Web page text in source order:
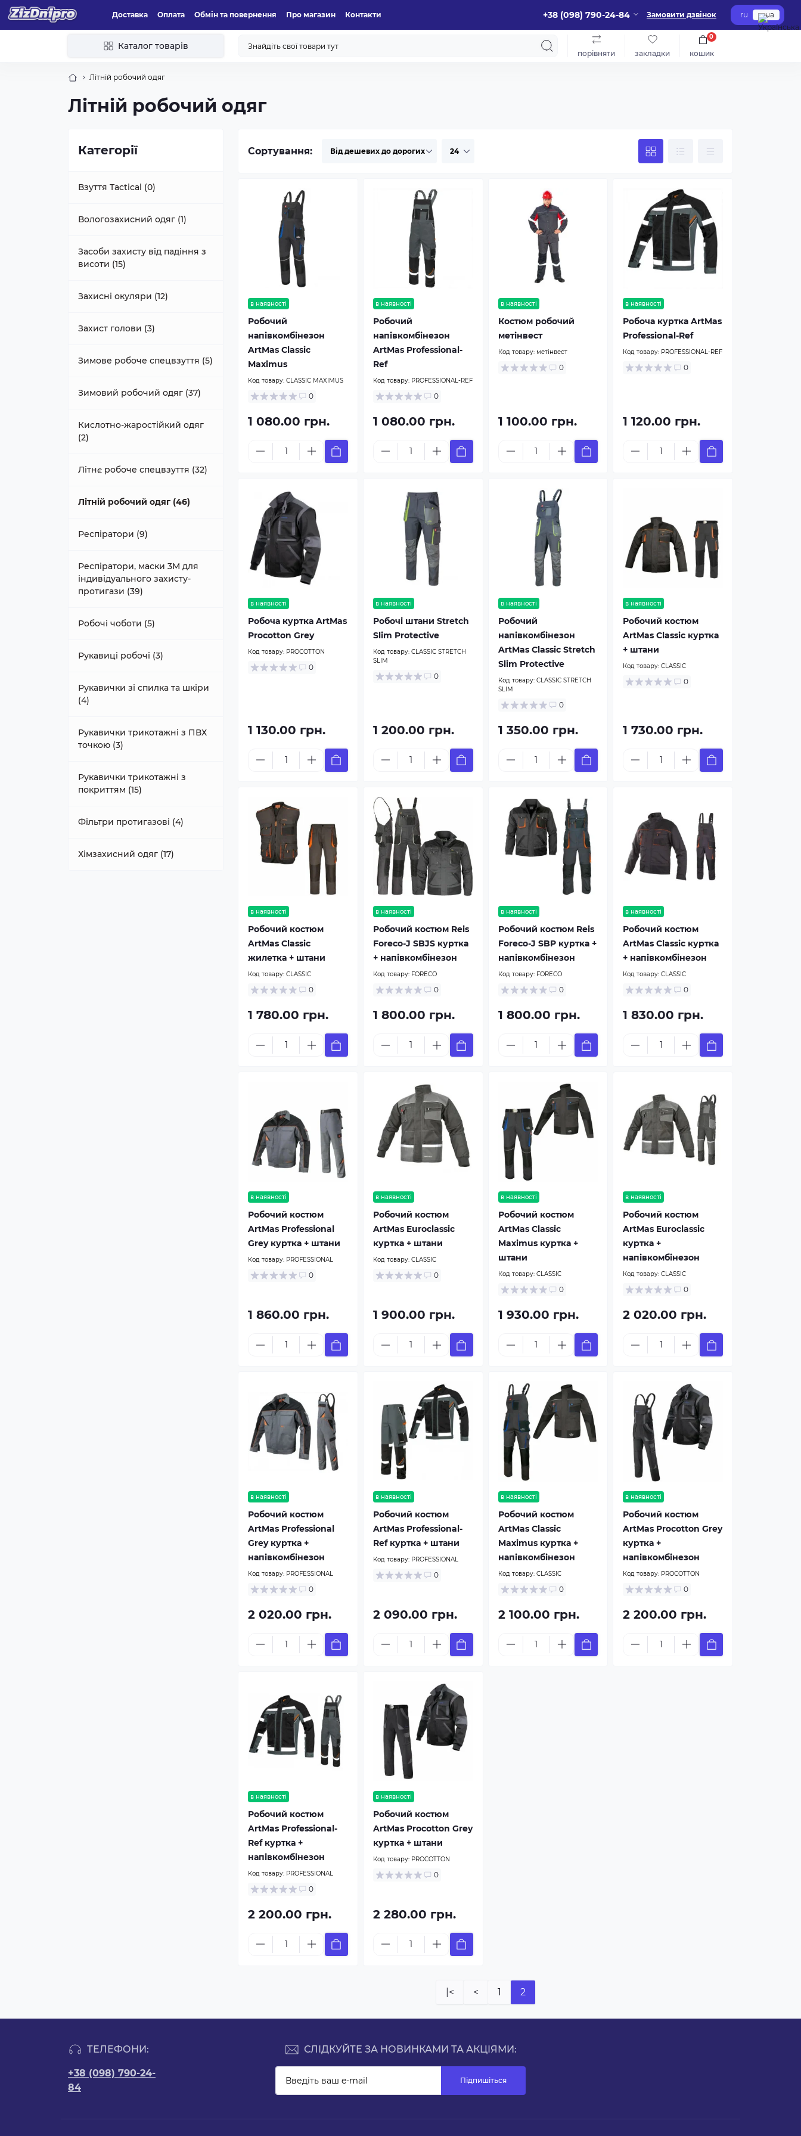
Доставка Оплата Обмін та повернення Про магазин Контакти +38 (098) 790-24-84 Замовити дзвінок ru ua
Каталог товарів
порівняти закладки кошик
0
Літній робочий одяг
Літній робочий одяг
Категорії
Взуття Tactical (0)
Вологозахисний одяг (1)
Засоби захисту від падіння з
висоти (15)
Захисні окуляри (12)
Захист голови (3)
Зимове робоче спецвзуття (5)
Зимовий робочий одяг (37)
Кислотно-жаростійкий одяг
(2)
Літнє робоче спецвзуття (32)
Літній робочий одяг (46)
Респіратори (9)
Респіратори, маски 3М для
індивідуального захисту-
протигази (39)
Робочі чоботи (5)
Рукавиці робочі (3)
Рукавички зі спилка та шкіри
(4)
Рукавички трикотажні з ПВХ
точкою (3)
Рукавички трикотажні з
покриттям (15)
Фільтри протигазові (4)
Хімзахисний одяг (17)
Сортування:
в наявності
Робочий
напівкомбінезон
ArtMas Classic
Maximus
Код товару: CLASSIC MAXIMUS
0
1 080.00 грн.
в наявності
Робочий
напівкомбінезон
ArtMas Professional-
Ref
Код товару: PROFESSIONAL-REF
0
1 080.00 грн.
в наявності
Костюм робочий
метінвест
Код товару: метінвест
0
1 100.00 грн.
в наявності
Робоча куртка ArtMas
Professional-Ref
Код товару: PROFESSIONAL-REF
0
1 120.00 грн.
в наявності
Робоча куртка ArtMas
Procotton Grey
Код товару: PROCOTTON
0
1 130.00 грн.
в наявності
Робочі штани Stretch
Slim Protective
Код товару: CLASSIC STRETCH
SLIM
0
1 200.00 грн.
в наявності
Робочий
напівкомбінезон
ArtMas Classic Stretch
Slim Protective
Код товару: CLASSIC STRETCH
SLIM
0
1 350.00 грн.
в наявності
Робочий костюм
ArtMas Classic куртка
+ штани
Код товару:CLASSIC
0
1 730.00 грн.
в наявності
Робочий костюм
ArtMas Classic
жилетка + штани
Код товару: CLASSIC
0
1 780.00 грн.
в наявності
Робочий костюм Reis
Foreco-J SBJS куртка
+ напівкомбінезон
Код товару: FORECO
0
1 800.00 грн.
в наявності
Робочий костюм Reis
Foreco-J SBP куртка +
напівкомбінезон
Код товару: FORECO
0
1 800.00 грн.
в наявності
Робочий костюм
ArtMas Classic куртка
+ напівкомбінезон
Код товару:CLASSIC
0
1 830.00 грн.
в наявності
Робочий костюм
ArtMas Professional
Grey куртка + штани
Код товару: PROFESSIONAL
0
1 860.00 грн.
в наявності
Робочий костюм
ArtMas Euroclassic
куртка + штани
Код товару: CLASSIC
0
1 900.00 грн.
в наявності
Робочий костюм
ArtMas Classic
Maximus куртка +
штани
Код товару: CLASSIC
0
1 930.00 грн.
в наявності
Робочий костюм
ArtMas Euroclassic
куртка +
напівкомбінезон
Код товару:CLASSIC
0
2 020.00 грн.
в наявності
Робочий костюм
ArtMas Professional
Grey куртка +
напівкомбінезон
Код товару: PROFESSIONAL
0
2 020.00 грн.
в наявності
Робочий костюм
ArtMas Professional-
Ref куртка + штани
Код товару: PROFESSIONAL
0
2 090.00 грн.
в наявності
Робочий костюм
ArtMas Classic
Maximus куртка +
напівкомбінезон
Код товару: CLASSIC
0
2 100.00 грн.
в наявності
Робочий костюм
ArtMas Procotton Grey
куртка +
напівкомбінезон
Код товару: PROCOTTON
0
2 200.00 грн.
в наявності
Робочий костюм
ArtMas Professional-
Ref куртка +
напівкомбінезон
Код товару: PROFESSIONAL
0
2 200.00 грн.
в наявності
Робочий костюм
ArtMas Procotton Grey
куртка + штани
Код товару: PROCOTTON
0
2 280.00 грн.
|< < 1 2
ТЕЛЕФОНИ:
+38 (098) 790-24-
84
СЛІДКУЙТЕ ЗА НОВИНКАМИ ТА АКЦІЯМИ:
Підпишіться